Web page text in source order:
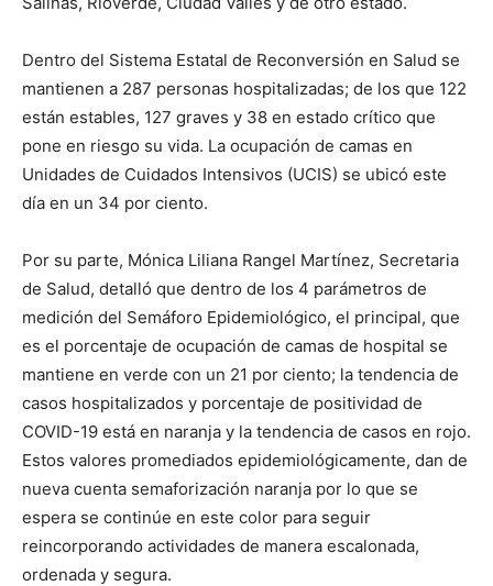
Dentro del Sistema Estatal de Reconversión en Salud se
mantienen a 287 personas hospitalizadas; de los que 122
están estables, 127 graves y 38 en estado crítico que
pone en riesgo su vida. La ocupación de camas en
Unidades de Cuidados Intensivos (UCIS) se ubicó este
día en un 34 por ciento.
Por su parte, Mónica Liliana Rangel Martínez, Secretaria
de Salud, detalló que dentro de los 4 parámetros de
medición del Semáforo Epidemiológico, el principal, que
es el porcentaje de ocupación de camas de hospital se
mantiene en verde con un 21 por ciento; la tendencia de
casos hospitalizados y porcentaje de positividad de
COVID-19 está en naranja y la tendencia de casos en rojo.
Estos valores promediados epidemiológicamente, dan de
nueva cuenta semaforización naranja por lo que se
espera se continúe en este color para seguir
reincorporando actividades de manera escalonada,
ordenada y segura.